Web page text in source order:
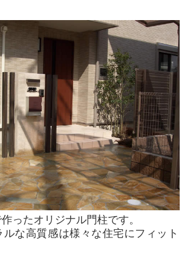
ったオリジナル門柱です。
な高質感は様々な住宅にフィット